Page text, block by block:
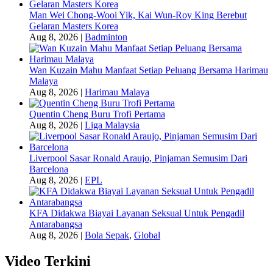
Man Wei Chong-Wooi Yik, Kai Wun-Roy King Berebut
Gelaran Masters Korea
Aug 8, 2026 | Badminton
Wan Kuzain Mahu Manfaat Setiap Peluang Bersama Harimau
Malaya
Aug 8, 2026 | Harimau Malaya
Quentin Cheng Buru Trofi Pertama
Aug 8, 2026 | Liga Malaysia
Liverpool Sasar Ronald Araujo, Pinjaman Semusim Dari
Barcelona
Aug 8, 2026 | EPL
KFA Didakwa Biayai Layanan Seksual Untuk Pengadil
Antarabangsa
Aug 8, 2026 | Bola Sepak, Global
Video Terkini